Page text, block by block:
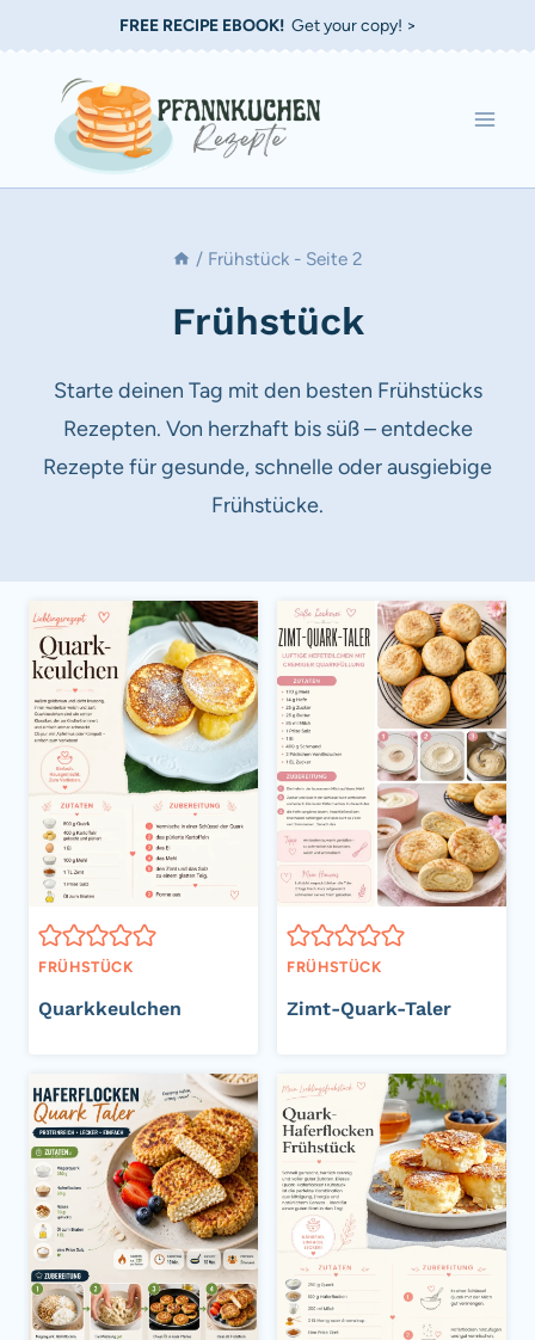
Inhalt
springen
FREE RECIPE EBOOK!Get your copy! >
/ Frühstück- Seite 2
Frühstück
Starte deinen Tag mit den besten Frühstücks
Rezepten. Von herzhaft bis süß – entdecke
Rezepte für gesunde, schnelle oder ausgiebige
Frühstücke.
FRÜHSTÜCK
Quarkkeulchen
FRÜHSTÜCK
Zimt-Quark-Taler